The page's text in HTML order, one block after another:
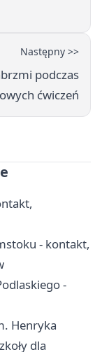
Następny >>
podczas
ćwiczeń
- kontakt,
-
Henryka
dla